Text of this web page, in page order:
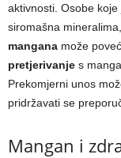
aktivnosti. Osobe
siromašna
mangana može
pretjerivanje s
Prekomjerni unos
pridržavati se
Mangan i